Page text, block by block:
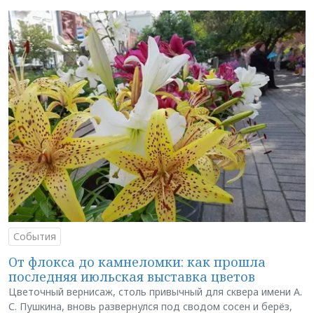
События
От флокса до камнеломки: как прошла
последняя июльская выставка цветов
Цветочный вернисаж, столь привычный для сквера имени А.
С. Пушкина, вновь развернулся под сводом сосен и берёз,